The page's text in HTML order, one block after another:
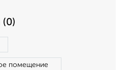
помещение